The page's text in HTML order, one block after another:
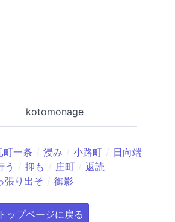
kotomonage
町一条 浸み 小路町
日向端
う
抑も 庄町
返読
張り出そ
御影
トップページに戻る